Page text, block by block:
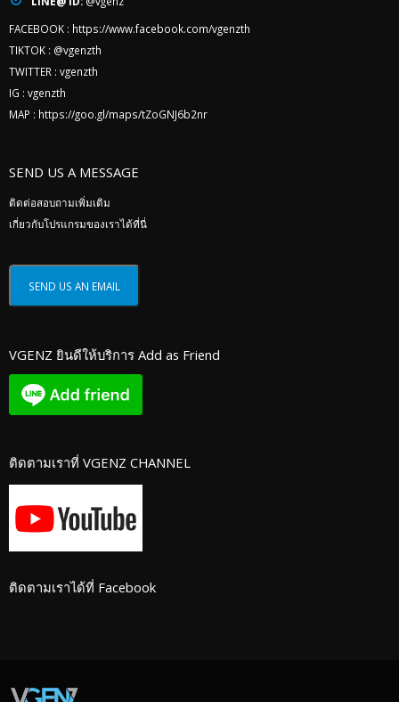
FACEBOOK : https://www.facebook.com/vgenzth
TIKTOK : @vgenzth
TWITTER : vgenzth
IG : vgenzth
MAP : https://goo.gl/maps/tZoGNJ6b2nr
SEND US A MESSAGE
ติดต่อสอบถามเพิ่มเติม
เกี่ยวกับโปรแกรมของเราได้ที่นี่
VGENZ ยินดีให้บริการ Add as Friend
ติดตามเราที่ VGENZ CHANNEL
ติดตามเราได้ที่ Facebook